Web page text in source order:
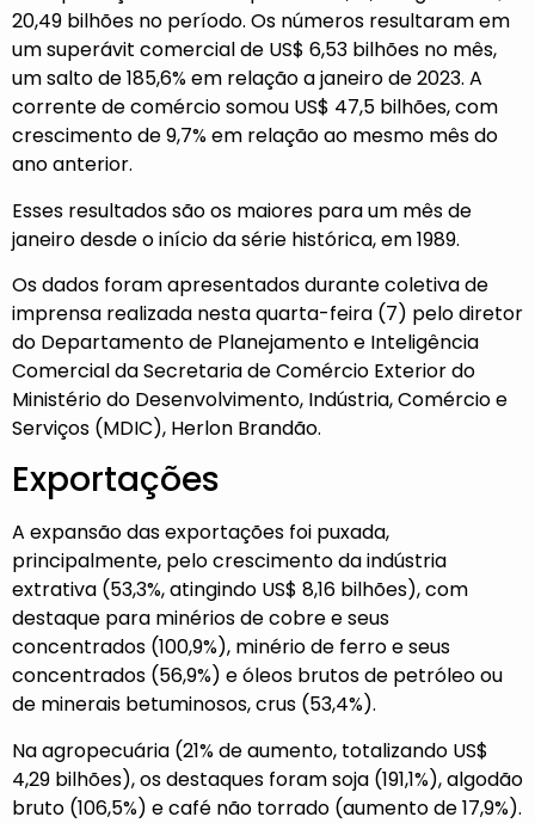
20,49 bilhões no período. Os números resultaram em
um superávit comercial de US$ 6,53 bilhões no mês,
um salto de 185,6% em relação a janeiro de 2023. A
corrente de comércio somou US$ 47,5 bilhões, com
crescimento de 9,7% em relação ao mesmo mês do
ano anterior.
Esses resultados são os maiores para um mês de
janeiro desde o início da série histórica, em 1989.
Os dados foram apresentados durante coletiva de
imprensa realizada nesta quarta-feira (7) pelo diretor
do Departamento de Planejamento e Inteligência
Comercial da Secretaria de Comércio Exterior do
Ministério do Desenvolvimento, Indústria, Comércio e
Serviços (MDIC), Herlon Brandão.
Exportações
A expansão das exportações foi puxada,
principalmente, pelo crescimento da indústria
extrativa (53,3%, atingindo US$ 8,16 bilhões), com
destaque para minérios de cobre e seus
concentrados (100,9%), minério de ferro e seus
concentrados (56,9%) e óleos brutos de petróleo ou
de minerais betuminosos, crus (53,4%).
Na agropecuária (21% de aumento, totalizando US$
4,29 bilhões), os destaques foram soja (191,1%), algodão
bruto (106,5%) e café não torrado (aumento de 17,9%).